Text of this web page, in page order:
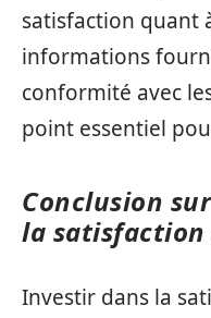
satisfaction quant
informations
conformité avec
point essentiel
Conclusion
la
Investir dans la